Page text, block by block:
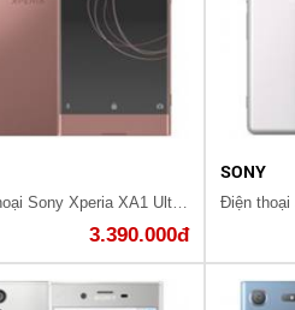
3.390.000đ
SONY
Điện thoại